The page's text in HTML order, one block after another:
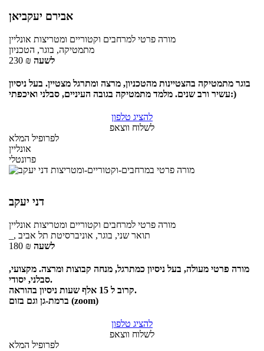
אבירם יעקביאן
מורה פרטי למרחבים וקטוריים ומטריצות אונליין
מתמטיקה, בוגר, הטכניון
230 ₪ לשעה
בוגר מתמטיקה בהצטיינות מהטכניון, מרצה ומתרגל מצטיין. בעל ניסיון
עשיר ורב שנים. מלמד מתמטיקה בגובה העיניים, סבלני ואיכפתי:)
להציג טלפון
לשלוח ווצאפ
לפרופיל המלא
אונליין
פרונטלי
דני יעקב
מורה פרטי למרחבים וקטוריים ומטריצות אונליין
_, תואר שני, בוגר, אוניברסיטת תל אביב
180 ₪ לשעה
מורה פרטי מעולה, בעל ניסיון כמתרגל, מנחה קבוצות ומרצה. מקצועי,
סבלני, יסודי.
קרוב ל 15 אלף שעות ניסיון בהוראה.
ברמת-גן וגם בזום (zoom)
להציג טלפון
לשלוח ווצאפ
לפרופיל המלא